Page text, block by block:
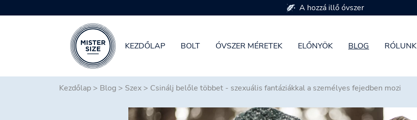
KEZDŐLAP BOLT ÓVSZER MÉRETEK ELŐNYÖK BLOG RÓLUNK
7 óvszer méretben kapható
Kezdőlap > Blog > Szex > Csinálj belőle többet - szexuális fantáziákkal a személyes fejedben mozi